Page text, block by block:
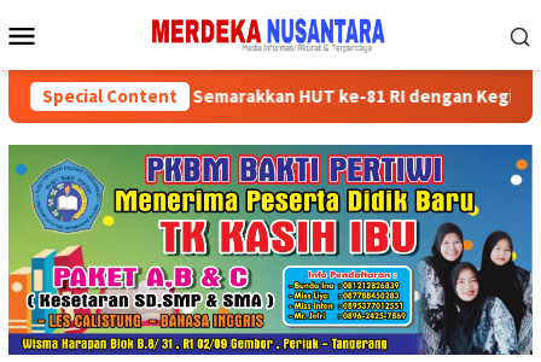
to
Menu
Special Content
Partai Semarakkan HUT ke-81 RI dengan Kegiatan Sosial